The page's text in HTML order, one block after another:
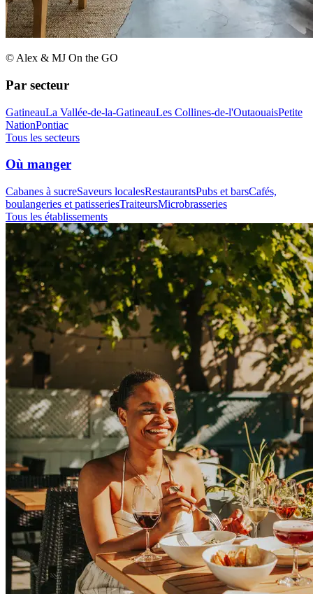
© Alex & MJ On the GO
Par secteur
GatineauLa Vallée-de-la-GatineauLes Collines-de-l'OutaouaisPetite
NationPontiac
Tous les secteurs
Où manger
Cabanes à sucreSaveurs localesRestaurantsPubs et barsCafés,
boulangeries et patisseriesTraiteursMicrobrasseries
Tous les établissements